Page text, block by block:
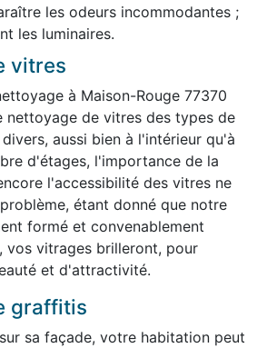
les odeurs incommodantes ;
les luminaires.
vitres
à Maison-Rouge 77370
nettoyage de vitres des types de
aussi bien à l'intérieur qu'à
d'étages, l'importance de la
l'accessibilité des vitres ne
étant donné que notre
formé et convenablement
vos vitrages brilleront, pour
et d'attractivité.
graffitis
sa façade, votre habitation peut